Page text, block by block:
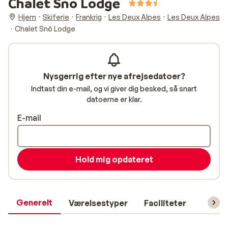
Hjem Skiferie Frankrig Les Deux Alpes
Les Deux Alpes
Chalet Snö Lodge
Generelt Værelsestyper Faciliteter
Nysgerrig efter nye afrejsedatoer?
Indtast din e-mail, og vi giver dig besked, så snart
datoerne er klar.
E-mail
Hold mig opdateret